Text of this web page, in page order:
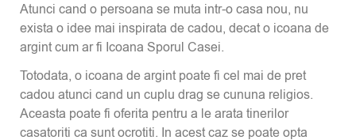
Atunci cand o persoana se muta intr-o casa nou, nu
exista o idee mai inspirata de cadou, decat o icoana de
argint cum ar fi Icoana Sporul Casei.
Totodata, o icoana de argint poate fi cel mai de pret
cadou atunci cand un cuplu drag se cununa religios.
Aceasta poate fi oferita pentru a le arata tinerilor
casatoriti ca sunt ocrotiti. In acest caz se poate opta